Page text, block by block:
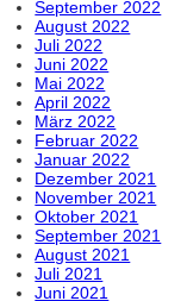
September 2022
August 2022
Juli 2022
Juni 2022
Mai 2022
April 2022
März 2022
Februar 2022
Januar 2022
Dezember 2021
November 2021
Oktober 2021
September 2021
August 2021
Juli 2021
Juni 2021